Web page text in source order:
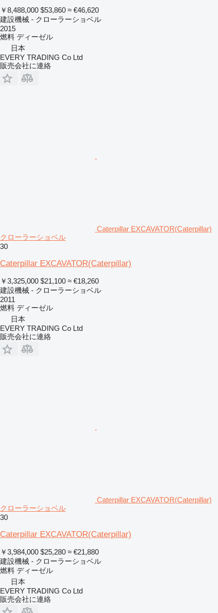
￥8,488,000 $53,860 ≈ €46,620
建設機械 - クローラーショベル
2015
燃料 ディーゼル
日本
EVERY TRADING Co Ltd
販売会社に連絡
Caterpillar EXCAVATOR(Caterpillar)
クローラーショベル
30
Caterpillar EXCAVATOR(Caterpillar)
￥3,325,000 $21,100 ≈ €18,260
建設機械 - クローラーショベル
2011
燃料 ディーゼル
日本
EVERY TRADING Co Ltd
販売会社に連絡
Caterpillar EXCAVATOR(Caterpillar)
クローラーショベル
30
Caterpillar EXCAVATOR(Caterpillar)
￥3,984,000 $25,280 ≈ €21,880
建設機械 - クローラーショベル
燃料 ディーゼル
日本
EVERY TRADING Co Ltd
販売会社に連絡